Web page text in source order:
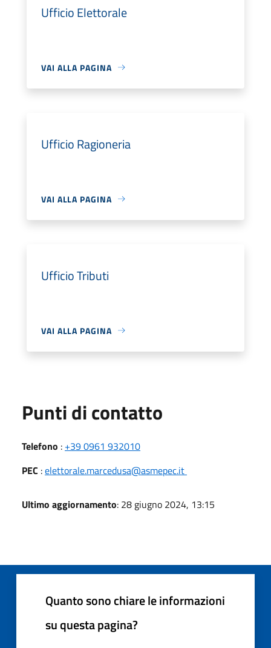
Ufficio Elettorale
VAI ALLA PAGINA
Ufficio Ragioneria
VAI ALLA PAGINA
Ufficio Tributi
VAI ALLA PAGINA
Punti di contatto
Telefono : +39 0961 932010
PEC :elettorale.marcedusa@asmepec.it
Ultimo aggiornamento: 28 giugno 2024, 13:15
Quanto sono chiare le informazioni
su questa pagina?